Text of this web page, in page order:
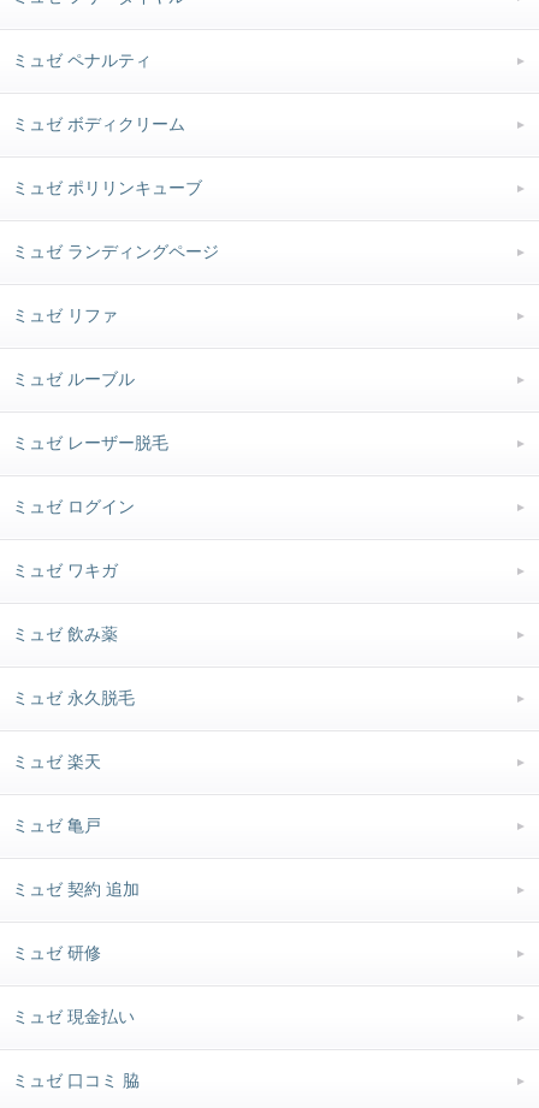
ミュゼ ペナルティ
ミュゼ ボディクリーム
ミュゼ ポリリンキューブ
ミュゼ ランディングページ
ミュゼ リファ
ミュゼ ルーブル
ミュゼ レーザー脱毛
ミュゼ ログイン
ミュゼ ワキガ
ミュゼ 飲み薬
ミュゼ 永久脱毛
ミュゼ 楽天
ミュゼ 亀戸
ミュゼ 契約 追加
ミュゼ 研修
ミュゼ 現金払い
ミュゼ 口コミ 脇